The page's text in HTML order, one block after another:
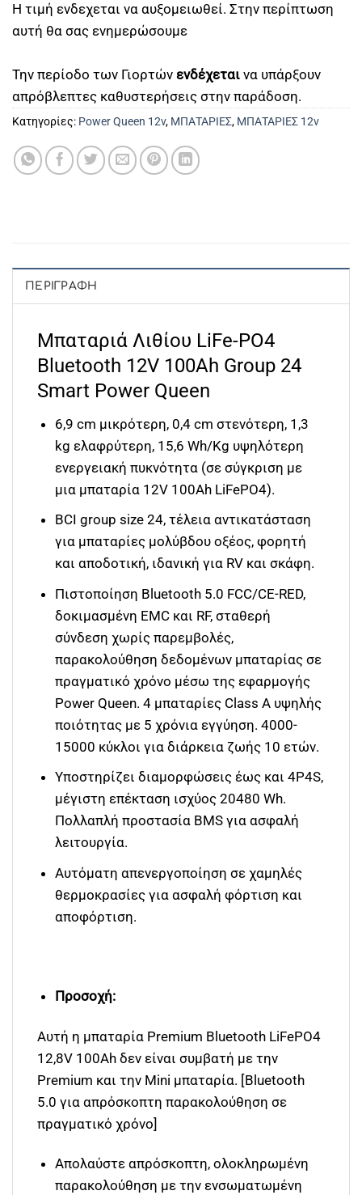
Η τιμή ενδεχεται να αυξομειωθεί. Στην περίπτωση
αυτή θα σας ενημερώσουμε
Την περίοδο των Γιορτών ενδέχεται να υπάρξουν
απρόβλεπτες καθυστερήσεις στην παράδοση.
Κατηγορίες: Power Queen 12v, ΜΠΑΤΑΡΙΕΣ, ΜΠΑΤΑΡΙΕΣ 12v
ΠΕΡΙΓΡΑΦΉ
Μπαταριά Λιθίου LiFe-PO4
Bluetooth 12V 100Ah Group 24
Smart Power Queen
6,9 cm μικρότερη, 0,4 cm στενότερη, 1,3
kg ελαφρύτερη, 15,6 Wh/Kg υψηλότερη
ενεργειακή πυκνότητα (σε σύγκριση με
μια μπαταρία 12V 100Ah LiFePO4).
BCI group size 24, τέλεια αντικατάσταση
για μπαταρίες μολύβδου οξέος, φορητή
και αποδοτική, ιδανική για RV και σκάφη.
Πιστοποίηση Bluetooth 5.0 FCC/CE-RED,
δοκιμασμένη EMC και RF, σταθερή
σύνδεση χωρίς παρεμβολές,
παρακολούθηση δεδομένων μπαταρίας σε
πραγματικό χρόνο μέσω της εφαρμογής
Power Queen. 4 μπαταρίες Class A υψηλής
ποιότητας με 5 χρόνια εγγύηση. 4000-
15000 κύκλοι για διάρκεια ζωής 10 ετών.
Υποστηρίζει διαμορφώσεις έως και 4P4S,
μέγιστη επέκταση ισχύος 20480 Wh.
Πολλαπλή προστασία BMS για ασφαλή
λειτουργία.
Αυτόματη απενεργοποίηση σε χαμηλές
θερμοκρασίες για ασφαλή φόρτιση και
αποφόρτιση.
Προσοχή:
Αυτή η μπαταρία Premium Bluetooth LiFePO4
12,8V 100Ah δεν είναι συμβατή με την
Premium και την Mini μπαταρία. [Bluetooth
5.0 για απρόσκοπτη παρακολούθηση σε
πραγματικό χρόνο]
Απολαύστε απρόσκοπτη, ολοκληρωμένη
παρακολούθηση με την ενσωματωμένη